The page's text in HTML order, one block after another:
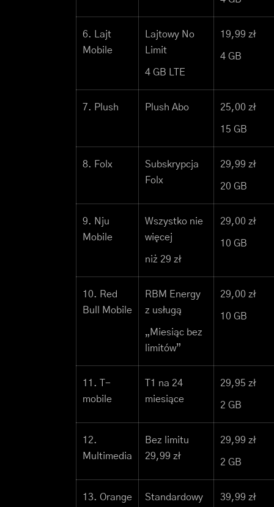
6. Lajt
Mobile
Lajtowy No
Limit
4 GB LTE
19,99 zł
4 GB
7. Plush Plush Abo 25,00 zł
15 GB
8. Folx
Subskrypcja
Folx
29,99 zł
20 GB
9. Nju
Mobile
Wszystko nie
więcej
niż 29 zł
29,00 zł
10 GB
10. Red
Bull Mobile
RBM Energy
z usługą
„Miesiąc bez
limitów”
29,00 zł
10 GB
11. T-
mobile
T1 na 24
miesiące
29,95 zł
2 GB
12.
Multimedia
Bez limitu
29,99 zł
29,99 zł
2 GB
13. Orange
Standardowy
39,99 zł